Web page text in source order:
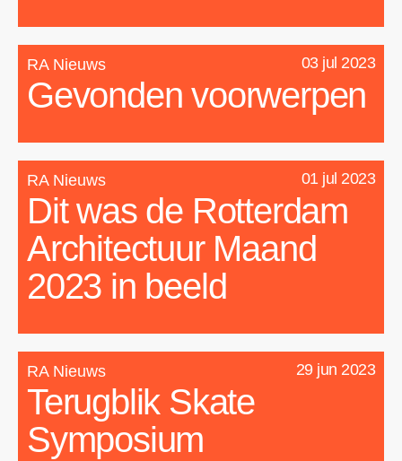
RA Nieuws 03 jul 2023
Gevonden voorwerpen
RA Nieuws 01 jul 2023
Dit was de Rotterdam
Architectuur Maand
2023 in beeld
RA Nieuws 29 jun 2023
Terugblik Skate
Symposium